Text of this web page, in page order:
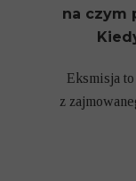
na czym
Eksmisja
z